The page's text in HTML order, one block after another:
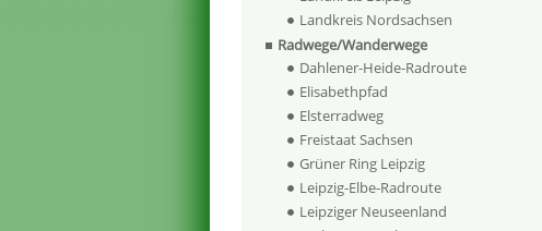
Landkreis Nordsachsen
Radwege/Wanderwege
Dahlener-Heide-Radroute
Elisabethpfad
Elsterradweg
Freistaat Sachsen
Grüner Ring Leipzig
Leipzig-Elbe-Radroute
Leipziger Neuseenland